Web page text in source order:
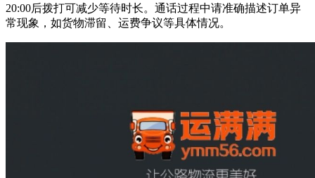
20:00后拨打可减少等待时长。通话过程中请准确描述订单异
常现象，如货物滞留、运费争议等具体情况。